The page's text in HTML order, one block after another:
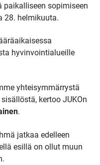
paikalliseen sopimiseen
28. helmikuuta.
hyvinvointialueille
yhteisymmärrystä
kertoo JUKOn
.
jatkaa edelleen
esillä on ollut muun